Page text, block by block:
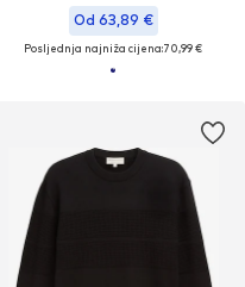
Od 63,89 €
Posljednja najniža cijena:70,99 €